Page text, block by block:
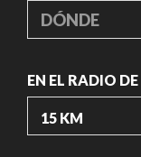
DÓNDE
EN EL RADIO DE